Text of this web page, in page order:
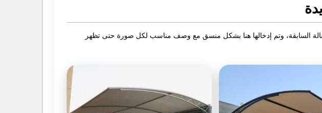
السابقة، وتم إدخالها هنا بشكل منسق مع وصف مناسب لكل صورة حتى تظهر